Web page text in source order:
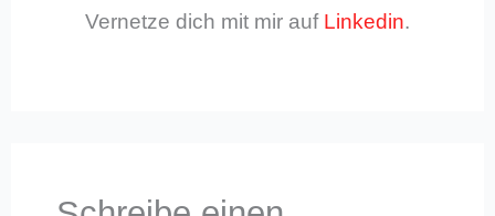
Vernetze dich mit mir auf Linkedin.